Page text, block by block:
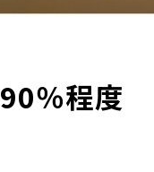
90％程度